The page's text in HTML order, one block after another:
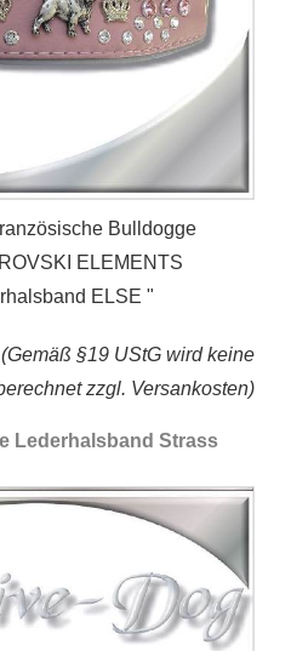
Bulldogge
ELEMENTS
ELSE "
(Gemäß §19 UStG wird keine
zzgl. Versankosten)
Lederhalsband Strass